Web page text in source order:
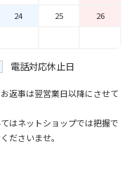
24 25
26
電話対応休止日
返事は翌営業日以降にさせて
はネットショップでは把握で
ださいませ。